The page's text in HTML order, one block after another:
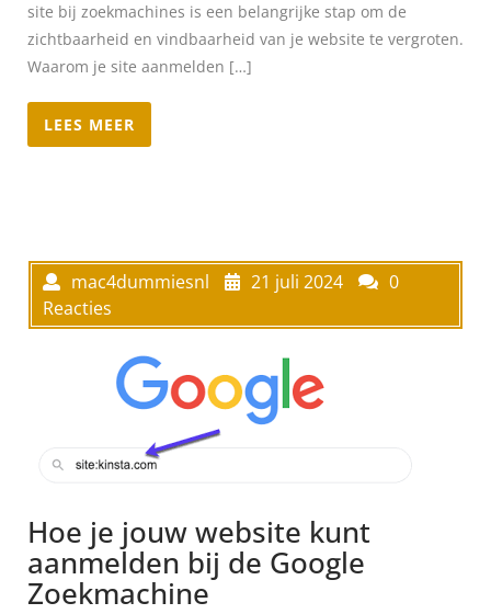
site bij zoekmachines is een belangrijke stap om de
zichtbaarheid en vindbaarheid van je website te vergroten.
Waarom je site aanmelden […]
LEES MEER
mac4dummiesnl 21 juli 2024
0
Reacties
Hoe je jouw website kunt
aanmelden bij de Google
Zoekmachine